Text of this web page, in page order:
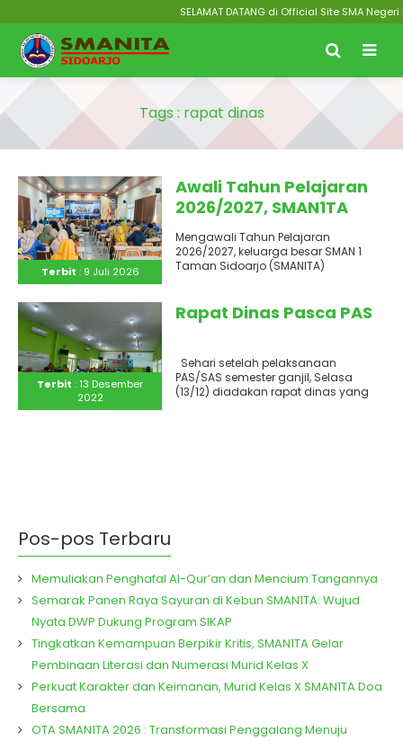
SELAMAT DATANG di Official Site SMA
Tags : rapat dinas
Terbit : 9 Juli 2026
Awali Tahun Pelajaran
2026/2027, SMAN1TA
Perkuat Budaya Inovasi
dan Pelayanan Prima
Mengawali Tahun Pelajaran
2026/2027, keluarga besar SMAN 1
Taman Sidoarjo (SMANITA)
Terbit : 13 Desember
2022
Rapat Dinas Pasca PAS
Sehari setelah pelaksanaan
PAS/SAS semester ganjil, Selasa
(13/12) diadakan rapat dinas yang
Pos-pos Terbaru
Memuliakan Penghafal Al-Qur’an dan Mencium Tangannya
Semarak Panen Raya Sayuran di Kebun SMAN1TA: Wujud
Nyata DWP Dukung Program SIKAP
Tingkatkan Kemampuan Berpikir Kritis, SMAN1TA Gelar
Pembinaan Literasi dan Numerasi Murid Kelas X
Perkuat Karakter dan Keimanan, Murid Kelas X SMAN1TA Doa
Bersama
OTA SMAN1TA 2026 : Transformasi Penggalang Menuju